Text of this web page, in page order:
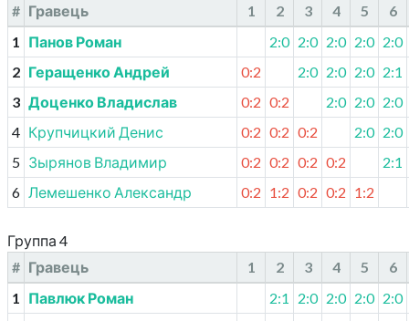
# Гравець 1 2 3 4 5
6
1
Панов Роман 2:0 2:0 2:0 2:0 2:0
2 Геращенко Андрей 0:2 2:0 2:0 2:0 2:1
3 Доценко Владислав 0:2 0:2 2:0 2:0 2:0
4 Крупчицкий Денис 0:2 0:2 0:2 2:0 2:0
5 Зырянов Владимир 0:2 0:2 0:2 0:2
2:1
6 Лемешенко Александр 0:2 1:2 0:2 0:2 1:2
Группа 4
# Гравець 1 2 3 4 5
6
1
Павлюк Роман 2:1 2:0 2:0 2:0 2:0